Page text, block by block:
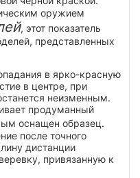
оружием
, этот показатель
представленных
в ярко-красную
в центре, при
неизменным.
продуманный
оснащен образец.
после точного
дистанции
привязанную к